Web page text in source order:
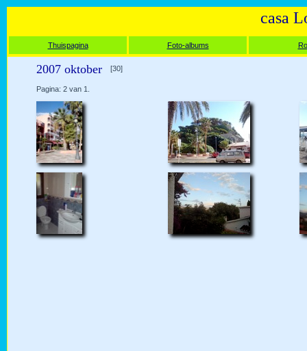
casa
Thuispagina Foto-albums
2007 oktober [30]
Pagina: 2 van 1.